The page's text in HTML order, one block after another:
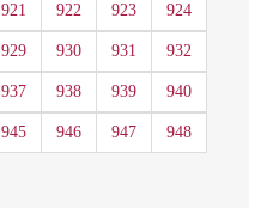
921 922 923 924
929 930 931 932
937 938 939 940
945 946 947 948